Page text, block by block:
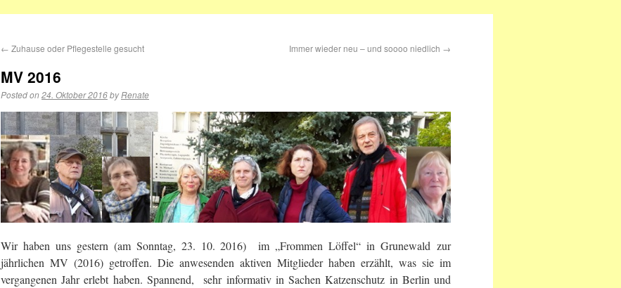
← Zuhause oder Pflegestelle gesucht Immer wieder neu – und soooo niedlich →
MV 2016
Posted on24. Oktober 2016by Renate
Wir haben uns gestern (am Sonntag, 23. 10. 2016) im „Frommen Löffel“ in Grunewald zur
jährlichen MV (2016) getroffen. Die anwesenden aktiven Mitglieder haben erzählt, was sie im
vergangenen Jahr erlebt haben. Spannend, sehr informativ in Sachen Katzenschutz in Berlin und